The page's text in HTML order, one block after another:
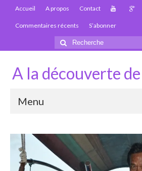
Accueil A propos Contact
Commentaires récents S’abonner
Rechercher
:
A la découverte
Menu
Carte Thaïlande